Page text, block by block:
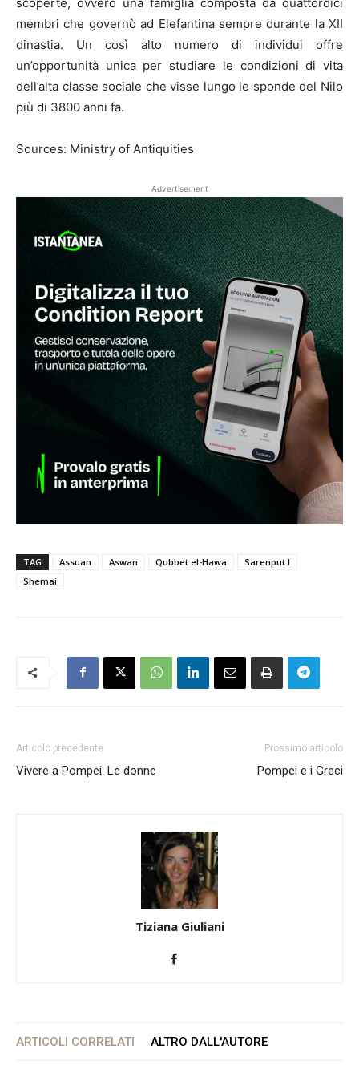
membri che governò ad Elefantina sempre durante la XII
dinastia. Un così alto numero di individui offre
un’opportunità unica per studiare le condizioni di vita
dell’alta classe sociale che visse lungo le sponde del Nilo
più di 3800 anni fa.
Sources: Ministry of Antiquities
Advertisement
TAG Assuan Aswan Qubbet el-Hawa
Sarenput I
Shemai
Articolo precedente
Vivere a Pompei. Le donne
Prossimo articolo
Pompei e i Greci
Tiziana Giuliani
ARTICOLI CORRELATI ALTRO DALL'AUTORE